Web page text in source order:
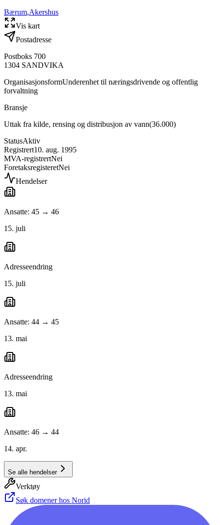
Bærum,Akershus
Vis kart
Postadresse
Postboks 700
1304 SANDVIKA
OrganisasjonsformUnderenhet til næringsdrivende og offentlig
forvaltning
Bransje
Uttak fra kilde, rensing og distribusjon av vann(36.000)
StatusAktiv
Registrert10. aug. 1995
MVA-registrertNei
ForetaksregisteretNei
Hendelser
Ansatte: 45 → 46
15. juli
Adresseendring
15. juli
Ansatte: 44 → 45
13. mai
Adresseendring
13. mai
Ansatte: 46 → 44
14. apr.
Se alle hendelser
Verktøy
Søk domener hos Norid